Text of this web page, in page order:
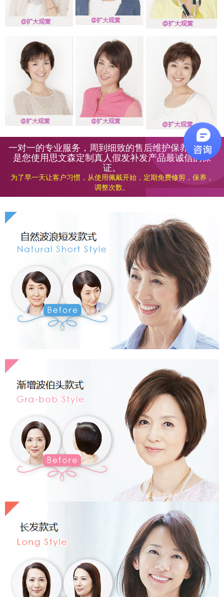
一对一的专业服务，周到细致的售后维护保养服务，
是您使用思文森定制真人假发补发产品最诚信的保
证。
为了早一天让客户习惯，从使用佩戴开始，定期免费修剪，保养，
调整次数。